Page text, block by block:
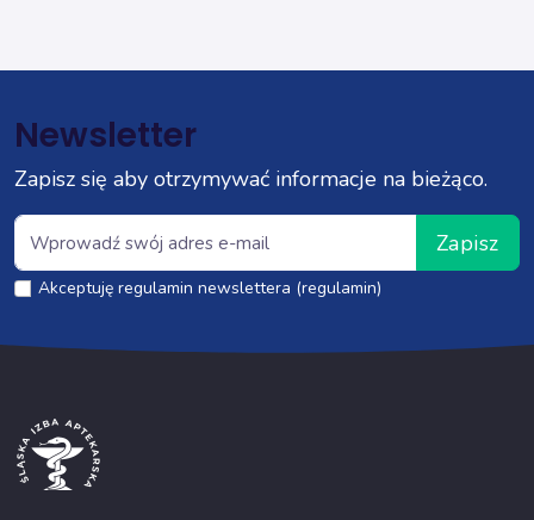
Newsletter
Zapisz się aby otrzymywać informacje na bieżąco.
Zapisz
Akceptuję regulamin newslettera (regulamin)